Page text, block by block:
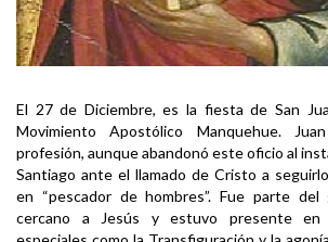
El 27 de Diciembre, es la fiesta de San
Movimiento Apostólico Manquehue.
profesión, aunque abandonó este oficio al
Santiago ante el llamado de Cristo a
en “pescador de hombres”. Fue parte
cercano a Jesús y estuvo presente en